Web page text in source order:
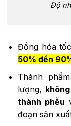
Độ
Đồng hóa
50% đến
Thành
lượng,
thành phễu
đoạn sản